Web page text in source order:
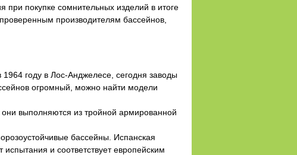
покупке сомнительных изделий в итоге
производителям бассейнов,
году в Лос-Анджелесе, сегодня заводы
огромный, можно найти модели
выполняются из тройной армированной
бассейны. Испанская
и соответствует европейским